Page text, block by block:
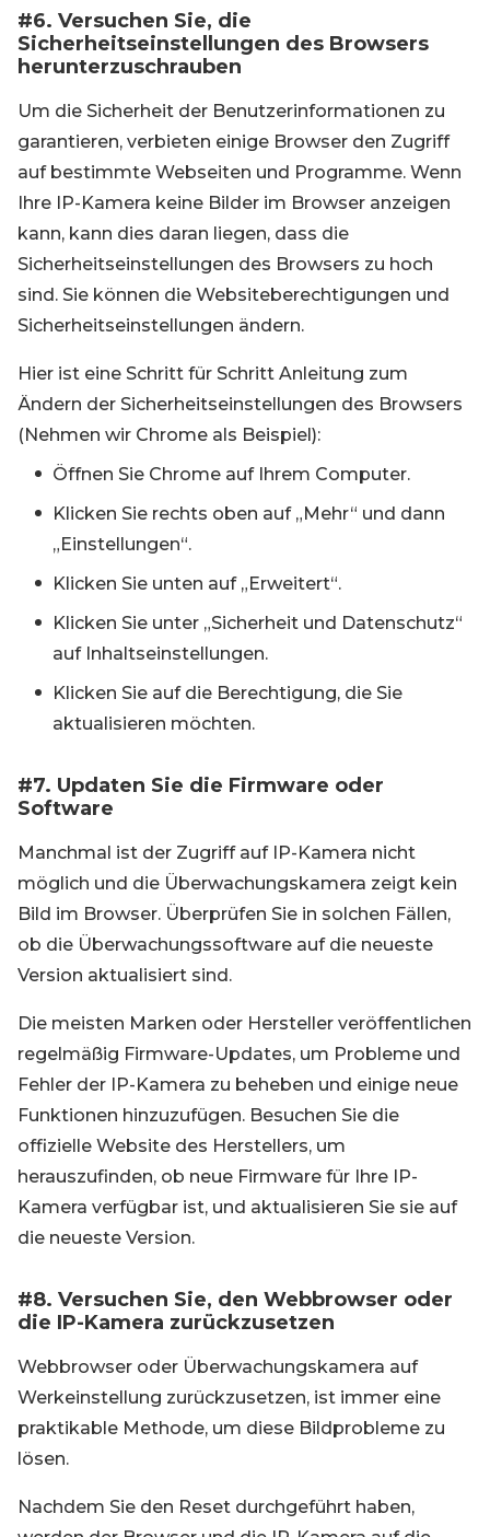
#6. Versuchen Sie, die
Sicherheitseinstellungen des Browsers
herunterzuschrauben
Um die Sicherheit der Benutzerinformationen zu
garantieren, verbieten einige Browser den Zugriff
auf bestimmte Webseiten und Programme. Wenn
Ihre IP-Kamera keine Bilder im Browser anzeigen
kann, kann dies daran liegen, dass die
Sicherheitseinstellungen des Browsers zu hoch
sind. Sie können die Websiteberechtigungen und
Sicherheitseinstellungen ändern.
Hier ist eine Schritt für Schritt Anleitung zum
Ändern der Sicherheitseinstellungen des Browsers
(Nehmen wir Chrome als Beispiel):
Öffnen Sie Chrome auf Ihrem Computer.
Klicken Sie rechts oben auf „Mehr“ und dann
„Einstellungen“.
Klicken Sie unten auf „Erweitert“.
Klicken Sie unter „Sicherheit und Datenschutz“
auf Inhaltseinstellungen.
Klicken Sie auf die Berechtigung, die Sie
aktualisieren möchten.
#7. Updaten Sie die Firmware oder
Software
Manchmal ist der Zugriff auf IP-Kamera nicht
möglich und die Überwachungskamera zeigt kein
Bild im Browser. Überprüfen Sie in solchen Fällen,
ob die Überwachungssoftware auf die neueste
Version aktualisiert sind.
Die meisten Marken oder Hersteller veröffentlichen
regelmäßig Firmware-Updates, um Probleme und
Fehler der IP-Kamera zu beheben und einige neue
Funktionen hinzuzufügen. Besuchen Sie die
offizielle Website des Herstellers, um
herauszufinden, ob neue Firmware für Ihre IP-
Kamera verfügbar ist, und aktualisieren Sie sie auf
die neueste Version.
#8. Versuchen Sie, den Webbrowser oder
die IP-Kamera zurückzusetzen
Webbrowser oder Überwachungskamera auf
Werkeinstellung zurückzusetzen, ist immer eine
praktikable Methode, um diese Bildprobleme zu
lösen.
Nachdem Sie den Reset durchgeführt haben,